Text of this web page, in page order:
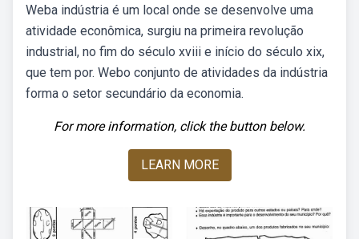
Weba indústria é um local onde se desenvolve uma
atividade econômica, surgiu na primeira revolução
industrial, no fim do século xviii e início do século xix,
que tem por. Webo conjunto de atividades da indústria
forma o setor secundário da economia.
For more information, click the button below.
LEARN MORE